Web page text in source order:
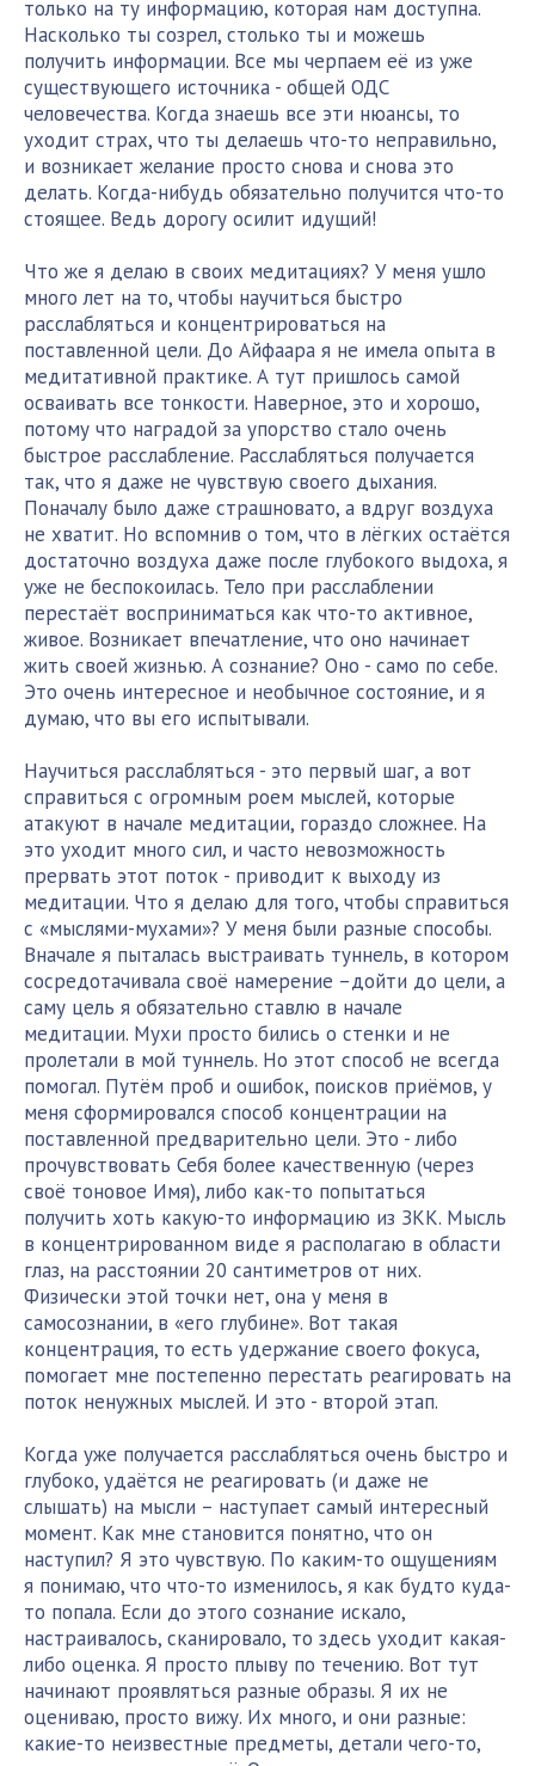
только на ту информацию, которая нам доступна.
Насколько ты созрел, столько ты и можешь
получить информации. Все мы черпаем её из уже
существующего источника - общей ОДС
человечества. Когда знаешь все эти нюансы, то
уходит страх, что ты делаешь что-то неправильно,
и возникает желание просто снова и снова это
делать. Когда-нибудь обязательно получится что-то
стоящее. Ведь дорогу осилит идущий!
Что же я делаю в своих медитациях? У меня ушло
много лет на то, чтобы научиться быстро
расслабляться и концентрироваться на
поставленной цели. До Айфаара я не имела опыта в
медитативной практике. А тут пришлось самой
осваивать все тонкости. Наверное, это и хорошо,
потому что наградой за упорство стало очень
быстрое расслабление. Расслабляться получается
так, что я даже не чувствую своего дыхания.
Поначалу было даже страшновато, а вдруг воздуха
не хватит. Но вспомнив о том, что в лёгких остаётся
достаточно воздуха даже после глубокого выдоха, я
уже не беспокоилась. Тело при расслаблении
перестаёт восприниматься как что-то активное,
живое. Возникает впечатление, что оно начинает
жить своей жизнью. А сознание? Оно - само по себе.
Это очень интересное и необычное состояние, и я
думаю, что вы его испытывали.
Научиться расслабляться - это первый шаг, а вот
справиться с огромным роем мыслей, которые
атакуют в начале медитации, гораздо сложнее. На
это уходит много сил, и часто невозможность
прервать этот поток - приводит к выходу из
медитации. Что я делаю для того, чтобы справиться
с «мыслями-мухами»? У меня были разные способы.
Вначале я пыталась выстраивать туннель, в котором
сосредотачивала своё намерение –дойти до цели, а
саму цель я обязательно ставлю в начале
медитации. Мухи просто бились о стенки и не
пролетали в мой туннель. Но этот способ не всегда
помогал. Путём проб и ошибок, поисков приёмов, у
меня сформировался способ концентрации на
поставленной предварительно цели. Это - либо
прочувствовать Себя более качественную (через
своё тоновое Имя), либо как-то попытаться
получить хоть какую-то информацию из ЗКК. Мысль
в концентрированном виде я располагаю в области
глаз, на расстоянии 20 сантиметров от них.
Физически этой точки нет, она у меня в
самосознании, в «его глубине». Вот такая
концентрация, то есть удержание своего фокуса,
помогает мне постепенно перестать реагировать на
поток ненужных мыслей. И это - второй этап.
Когда уже получается расслабляться очень быстро и
глубоко, удаётся не реагировать (и даже не
слышать) на мысли – наступает самый интересный
момент. Как мне становится понятно, что он
наступил? Я это чувствую. По каким-то ощущениям
я понимаю, что что-то изменилось, я как будто куда-
то попала. Если до этого сознание искало,
настраивалось, сканировало, то здесь уходит какая-
либо оценка. Я просто плыву по течению. Вот тут
начинают проявляться разные образы. Я их не
оцениваю, просто вижу. Их много, и они разные:
какие-то неизвестные предметы, детали чего-то,